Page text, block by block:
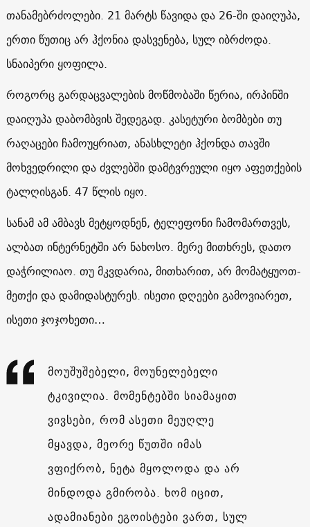
თანამებრძოლები. 21 მარტს წავიდა და 26-ში დაიღუპა,
ერთი წუთიც არ ჰქონია დასვენება, სულ იბრძოდა.
სნაიპერი ყოფილა.
როგორც გარდაცვალების მოწმობაში წერია, ირპინში
დაიღუპა დაბომბვის შედეგად. კასეტური ბომბები თუ
რაღაცები ჩამოუყრიათ, ანასხლეტი ჰქონდა თავში
მოხვედრილი და ძვლებში დამტვრეული იყო აფეთქების
ტალღისგან. 47 წლის იყო.
სანამ ამ ამბავს მეტყოდნენ, ტელეფონი ჩამომართვეს,
ალბათ ინტერნეტში არ ნახოსო. მერე მითხრეს, დათო
დაჭრილიაო. თუ მკვდარია, მითხარით, არ მომატყუოთ-
მეთქი და დამიდასტურეს. ისეთი დღეები გამოვიარეთ,
ისეთი ჯოჯოხეთი…
მოუშუშებელი, მოუნელებელი
ტკივილია. მომენტებში სიამაყით
ვივსები, რომ ასეთი მეუღლე
მყავდა, მეორე წუთში იმას
ვფიქრობ, ნეტა მყოლოდა და არ
მინდოდა გმირობა. ხომ იცით,
ადამიანები ეგოისტები ვართ, სულ